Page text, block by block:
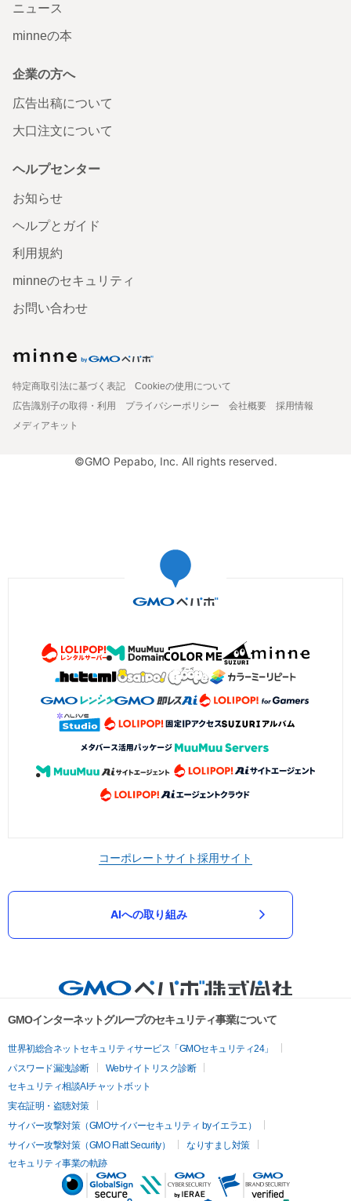
ニュース
minneの本
企業の方へ
広告出稿について
大口注文について
ヘルプセンター
お知らせ
ヘルプとガイド
利用規約
minneのセキュリティ
お問い合わせ
特定商取引法に基づく表記
Cookieの使用について
広告識別子の取得・利用
プライバシーポリシー 会社概要
採用情報
メディアキット
©GMO Pepabo, Inc. All rights reserved.
コーポレートサイト採用サイト
AIへの取り組み
GMOインターネットグループのセキュリティ事業について
世界初総合ネットセキュリティサービス「GMOセキュリティ24」
パスワード漏洩診断
Webサイトリスク診断
セキュリティ相談AIチャットボット
実在証明・盗聴対策
サイバー攻撃対策（GMOサイバーセキュリティ byイエラエ）
サイバー攻撃対策（GMO Flatt Security）
なりすまし対策
セキュリティ事業の軌跡